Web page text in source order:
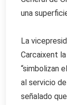
una
La
Carcaixent
“simbolizan
al servicio
señalado